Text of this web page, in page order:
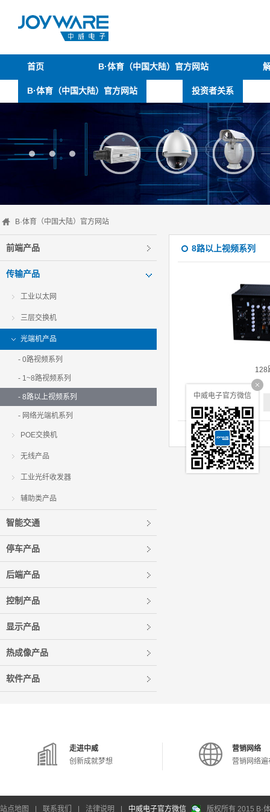
首页 B·体育（中国大陆）官方网站
B·体育（中国大陆）官方网站 投资者关系
B·体育（中国大陆）官方网站
前端产品
传输产品
工业以太网
三层交换机
光端机产品
- 0路视频系列
- 1~8路视频系列
- 8路以上视频系列
- 网络光端机系列
POE交换机
无线产品
工业光纤收发器
辅助类产品
智能交通
停车产品
后端产品
控制产品
显示产品
热成像产品
软件产品
8路以上视频系列
128
走进中威
创新成就梦想
营销网络
营销网络遍
站点地图 | 联系我们 | 法律说明 | 中威电子官方微信 版权所有 2015 B·
中威电子官方微信